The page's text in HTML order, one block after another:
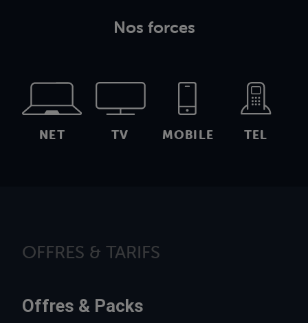
Nos forces
NET TV MOBILE TEL
OFFRES & TARIFS
Offres & Packs